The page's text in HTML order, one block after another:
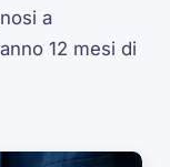
a
12 mesi di